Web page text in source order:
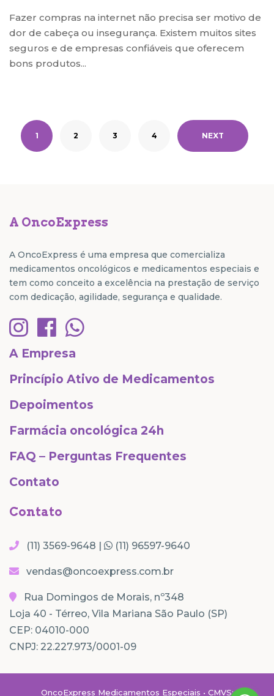
Fazer compras na internet não precisa ser motivo de
dor de cabeça ou insegurança. Existem muitos sites
seguros e de empresas confiáveis que oferecem
bons produtos...
1 2 3 4 NEXT
A OncoExpress
A OncoExpress é uma empresa que comercializa
medicamentos oncológicos e medicamentos especiais e
tem como conceito a excelência na prestação de serviço
com dedicação, agilidade, segurança e qualidade.
A Empresa
Princípio Ativo de Medicamentos
Depoimentos
Farmácia oncológica 24h
FAQ – Perguntas Frequentes
Contato
Contato
(11) 3569-9648 | (11) 96597-9640
vendas@oncoexpress.com.br
Rua Domingos de Morais, nº348
Loja 40 - Térreo, Vila Mariana São Paulo (SP)
CEP: 04010-000
CNPJ: 22.227.973/0001-09
OncoExpress Medicamentos Especiais • CMVS: